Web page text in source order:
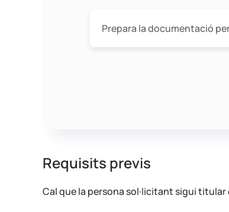
Prepara la documentació
Requisits previs
Cal que la persona sol·licitant sigui